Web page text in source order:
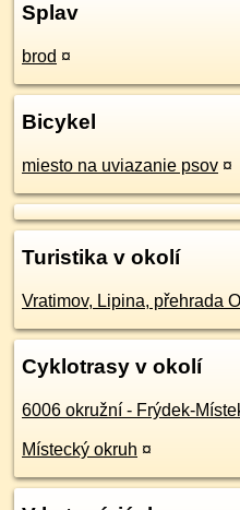
Splav
brod ¤
Bicykel
miesto na uviazanie psov ¤
Turistika v okolí
Vratimov, Lipina, přehrada
Cyklotrasy v okolí
6006 okružní - Frýdek-
Místecký okruh ¤